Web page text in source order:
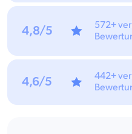
4,8/5
572+
4,6/5
442+